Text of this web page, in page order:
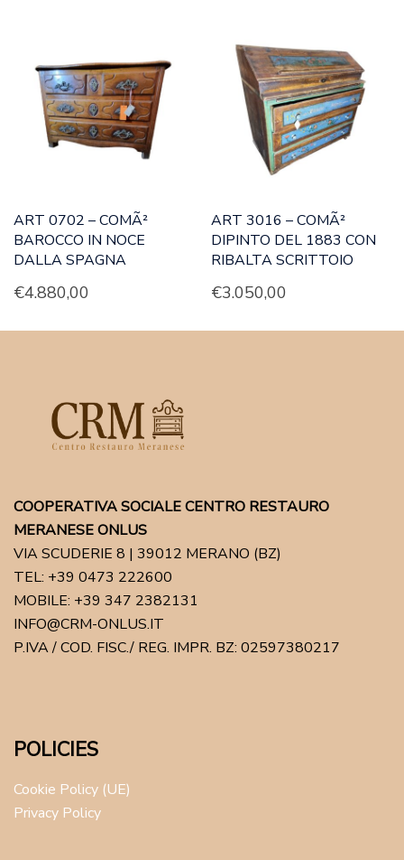
ART 0702 – COMÃ²
BAROCCO IN NOCE
DALLA SPAGNA
€4.880,00
ART 3016 – COMÃ²
DIPINTO DEL 1883 CON
RIBALTA SCRITTOIO
€3.050,00
COOPERATIVA SOCIALE CENTRO RESTAURO
MERANESE ONLUS
VIA SCUDERIE 8 | 39012 MERANO (BZ)
TEL: +39 0473 222600
MOBILE: +39 347 2382131
INFO@CRM-ONLUS.IT
P.IVA / COD. FISC./ REG. IMPR. BZ: 02597380217
POLICIES
Cookie Policy (UE)
Privacy Policy